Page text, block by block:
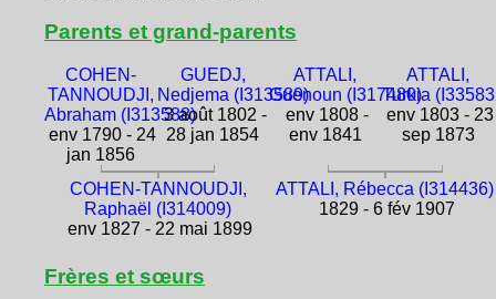
Parents et grand-parents
COHEN-
TANNOUDJI,
Abraham (I313588)
env 1790 - 24
jan 1856
GUEDJ,
Nedjema (I313589)
3 août 1802 -
28 jan 1854
ATTALI,
Guenoun (I317480)
env 1808 -
env 1841
ATTALI,
Turkia
env 1803 - 23
sep 1873
COHEN-TANNOUDJI,
Raphaël (I314009)
env 1827 - 22 mai 1899
ATTALI, Rébecca (I314436)
1829 - 6 fév 1907
Frères et sœurs